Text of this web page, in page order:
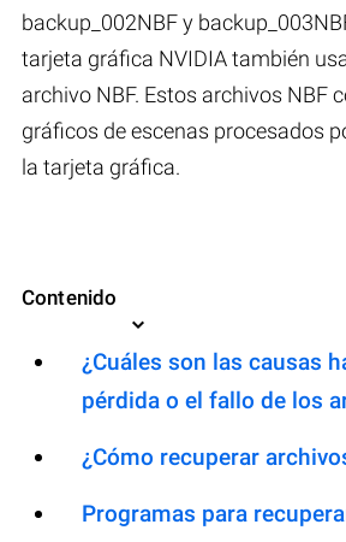
backup_002NBF y
tarjeta gráfica NVIDIA también
archivo NBF. Estos archivos NBF
gráficos de escenas procesados
la tarjeta gráfica.
Contenido
¿Cuáles son las causas
pérdida o el fallo de los
¿Cómo recuperar
Programas para